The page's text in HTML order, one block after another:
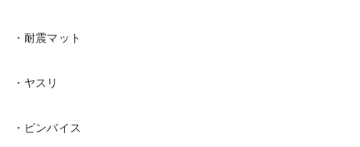
・耐震マット
・ヤスリ
・ピンバイス